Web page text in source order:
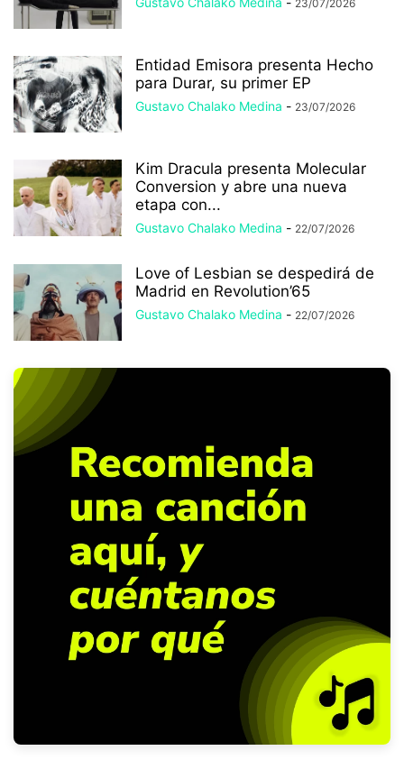
23/07/2026
Entidad Emisora presenta Hecho
para Durar, su primer EP
Gustavo Chalako Medina - 23/07/2026
Kim Dracula presenta Molecular
Conversion y abre una nueva
etapa con...
Gustavo Chalako Medina - 22/07/2026
Love of Lesbian se despedirá de
Madrid en Revolution’65
Gustavo Chalako Medina - 22/07/2026